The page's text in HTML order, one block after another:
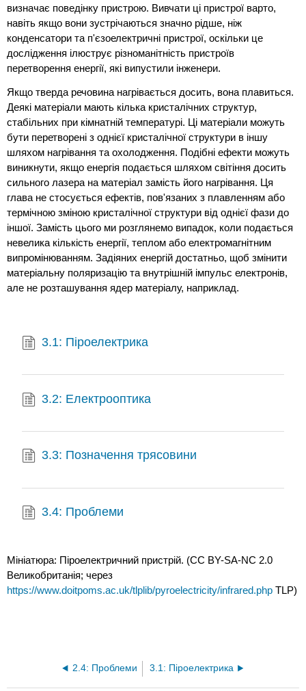
визначає поведінку пристрою. Вивчати ці пристрої варто,
навіть якщо вони зустрічаються значно рідше, ніж
конденсатори та п'єзоелектричні пристрої, оскільки це
дослідження ілюструє різноманітність пристроїв
перетворення енергії, які випустили інженери.
Якщо тверда речовина нагрівається досить, вона плавиться.
Деякі матеріали мають кілька кристалічних структур,
стабільних при кімнатній температурі. Ці матеріали можуть
бути перетворені з однієї кристалічної структури в іншу
шляхом нагрівання та охолодження. Подібні ефекти можуть
виникнути, якщо енергія подається шляхом світіння досить
сильного лазера на матеріал замість його нагрівання. Ця
глава не стосується ефектів, пов'язаних з плавленням або
термічною зміною кристалічної структури від однієї фази до
іншої. Замість цього ми розглянемо випадок, коли подається
невелика кількість енергії, теплом або електромагнітним
випромінюванням. Задіяних енергій достатньо, щоб змінити
матеріальну поляризацію та внутрішній імпульс електронів,
але не розташування ядер матеріалу, наприклад.
3.1: Піроелектрика
3.2: Електрооптика
3.3: Позначення трясовини
3.4: Проблеми
Мініатюра: Піроелектричний пристрій. (CC BY-SA-NC 2.0
Великобританія; через
https://www.doitpoms.ac.uk/tlplib/pyroelectricity/infrared.php TLP)
2.4: Проблеми 3.1: Піроелектрика